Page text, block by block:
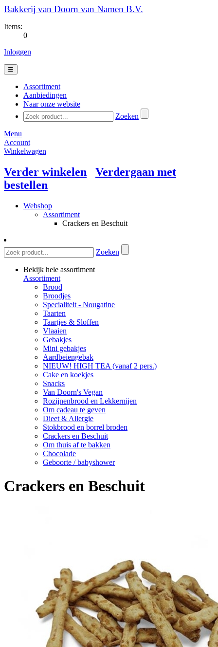
Bakkerij van Doorn van Namen B.V.
Items:
0
Inloggen
☰
Assortiment
Aanbiedingen
Naar onze website
Zoeken
Menu
Account
Winkelwagen
Verder winkelen
Verdergaan met
bestellen
Webshop
Assortiment
Crackers en Beschuit
Zoeken
Bekijk hele assortiment
Assortiment
Brood
Broodjes
Specialiteit - Nougatine
Taarten
Taartjes & Sloffen
Vlaaien
Gebakjes
Mini gebakjes
Aardbeiengebak
NIEUW! HIGH TEA (vanaf 2 pers.)
Cake en koekjes
Snacks
Van Doorn's Vegan
Rozijnenbrood en Lekkernijen
Om cadeau te geven
Dieet & Allergie
Stokbrood en borrel broden
Crackers en Beschuit
Om thuis af te bakken
Chocolade
Geboorte / babyshower
Crackers en Beschuit